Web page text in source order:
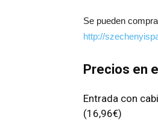
Se pueden
http://
Precios en
Entrada con
(16,96€)